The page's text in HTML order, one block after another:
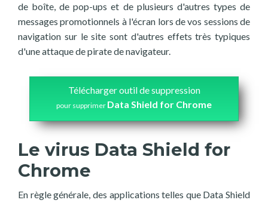
de boîte, de pop-ups et de plusieurs d'autres types de
messages promotionnels à l'écran lors de vos sessions de
navigation sur le site sont d'autres effets très typiques
d'une attaque de pirate de navigateur.
Télécharger outil de suppression
pour supprimer Data Shield for Chrome
Le virus Data Shield for
Chrome
En règle générale, des applications telles que Data Shield